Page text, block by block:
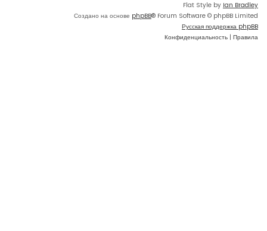
Flat Style by Ian Bradley
Создано на основе phpBB® Forum Software © phpBB Limited
Русская поддержка phpBB
Конфиденциальность | Правила